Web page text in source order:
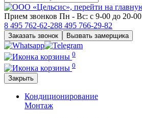
Прием звонков Пн - Вс: с 9-00 до 20-00
8 495 762-62-288 495 766-29-82
Заказать звонок Вызвать замерщика
0
0
Закрыть
Кондиционирование
Монтаж